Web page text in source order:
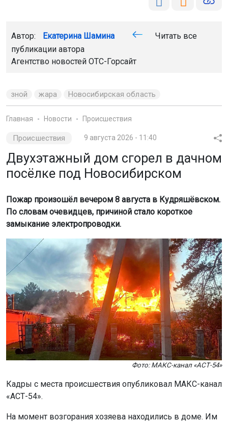
Автор: Екатерина Шамина
Читать все
публикации автора
Агентство новостей ОТС-Горсайт
зной жара Новосибирская область
Главная Новости Происшествия
Происшествия 9 августа 2026 - 11:40
Двухэтажный дом сгорел в дачном
посёлке под Новосибирском
Пожар произошёл вечером 8 августа в Кудряшёвском.
По словам очевидцев, причиной стало короткое
замыкание электропроводки.
Фото: МАКС-канал «АСТ-54»
Кадры с места происшествия опубликовал МАКС-канал
«АСТ-54».
На момент возгорания хозяева находились в доме. Им